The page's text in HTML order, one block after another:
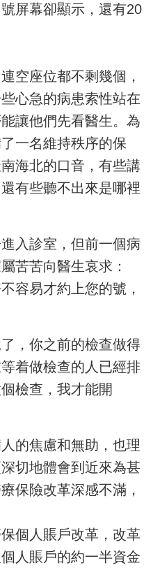
屏幕卻顯示，還有20
空座位都不剩幾個，
心急的病患索性站在
讓他們先看醫生。為
一名維持秩序的保
海北的口音，有些講
有些聽不出來是哪裡
入診室，但前一個病
苦苦向醫生哀求：
容易才約上您的號，
，你之前的檢查做得
着做檢查的人已經排
檢查，我才能開
的焦慮和無助，也理
切地體會到近來為甚
保險改革深感不滿，
個人賬戶改革，改革
人賬戶的約一半資金